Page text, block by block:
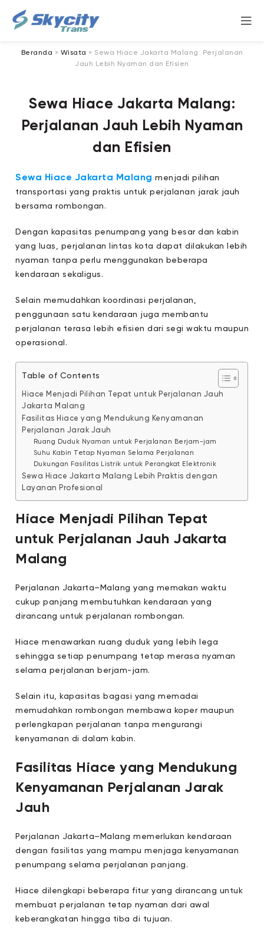
Beranda » Wisata » Sewa Hiace Jakarta Malang: Perjalanan
Jauh Lebih Nyaman dan Efisien
Sewa Hiace Jakarta Malang:
Perjalanan Jauh Lebih Nyaman
dan Efisien
Sewa Hiace Jakarta Malang menjadi pilihan
transportasi yang praktis untuk perjalanan jarak jauh
bersama rombongan.
Dengan kapasitas penumpang yang besar dan kabin
yang luas, perjalanan lintas kota dapat dilakukan lebih
nyaman tanpa perlu menggunakan beberapa
kendaraan sekaligus.
Selain memudahkan koordinasi perjalanan,
penggunaan satu kendaraan juga membantu
perjalanan terasa lebih efisien dari segi waktu maupun
operasional.
Table of Contents
Hiace Menjadi Pilihan Tepat untuk Perjalanan Jauh
Jakarta Malang
Fasilitas Hiace yang Mendukung Kenyamanan
Perjalanan Jarak Jauh
Ruang Duduk Nyaman untuk Perjalanan Berjam-jam
Suhu Kabin Tetap Nyaman Selama Perjalanan
Dukungan Fasilitas Listrik untuk Perangkat Elektronik
Sewa Hiace Jakarta Malang Lebih Praktis dengan
Layanan Profesional
Hiace Menjadi Pilihan Tepat
untuk Perjalanan Jauh Jakarta
Malang
Perjalanan Jakarta–Malang yang memakan waktu
cukup panjang membutuhkan kendaraan yang
dirancang untuk perjalanan rombongan.
Hiace menawarkan ruang duduk yang lebih lega
sehingga setiap penumpang tetap merasa nyaman
selama perjalanan berjam-jam.
Selain itu, kapasitas bagasi yang memadai
memudahkan rombongan membawa koper maupun
perlengkapan perjalanan tanpa mengurangi
kenyamanan di dalam kabin.
Fasilitas Hiace yang Mendukung
Kenyamanan Perjalanan Jarak
Jauh
Perjalanan Jakarta–Malang memerlukan kendaraan
dengan fasilitas yang mampu menjaga kenyamanan
penumpang selama perjalanan panjang.
Hiace dilengkapi beberapa fitur yang dirancang untuk
membuat perjalanan tetap nyaman dari awal
keberangkatan hingga tiba di tujuan.